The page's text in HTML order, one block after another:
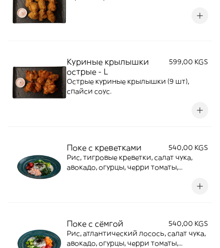
Куриные крылышки
острые - L
599,00 KGS
Острые куриные крылышки (9 шт),
спайси соус.
Поке с креветками
540,00 KGS
Рис, тигровые креветки, салат чука,
авокадо, огурцы, черри томаты,
Поке с сёмгой
540,00 KGS
Рис, атлантический лосось, салат чука,
авокадо, огурцы, черри томаты,